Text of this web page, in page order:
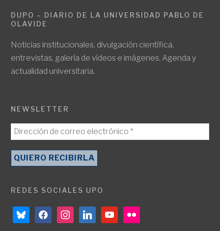
DUPO – DIARIO DE LA UNIVERSIDAD PABLO DE
OLAVIDE
Noticias institucionales, divulgación científica,
entrevistas, galería de vídeos e imágenes. Agenda y
actualidad universitaria.
NEWSLETTER
REDES SOCIALES UPO
blueskyfacebookinstagramlinkedinyoutubeflickr